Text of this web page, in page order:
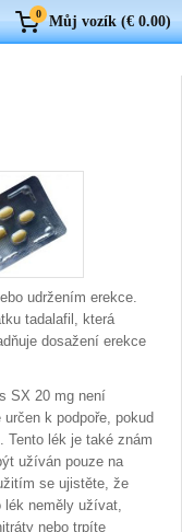
0 Můj vozík (€ 0.00)
udržením erekce.
tadalafil, která
dosažení erekce
SX 20 mg není
k podpoře, pokud
Tento lék je také znám
užíván pouze na
se ujistěte, že
lék neměly užívat,
nebo trpíte